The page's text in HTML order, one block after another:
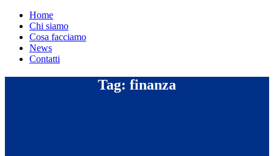
Home
Chi siamo
Cosa facciamo
News
Contatti
Tag: finanza